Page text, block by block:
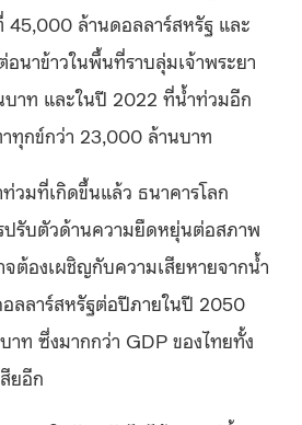
45,000 ล้านดอลลาร์สหรัฐ และ
อนาข้าวในพื้นที่ราบลุ่มเจ้าพระยา
บาท และในปี 2022 ที่น้ำท่วมอีก
าทุกข์กว่า 23,000 ล้านบาท
วมที่เกิดขึ้นแล้ว ธนาคารโลก
ปรับตัวด้านความยืดหยุ่นต่อสภาพ
ต้องเผชิญกับความเสียหายจากน้ำ
ลลาร์สหรัฐต่อปีภายในปี 2050
าท ซึ่งมากกว่า GDP ของไทยทั้ง
ยอีก